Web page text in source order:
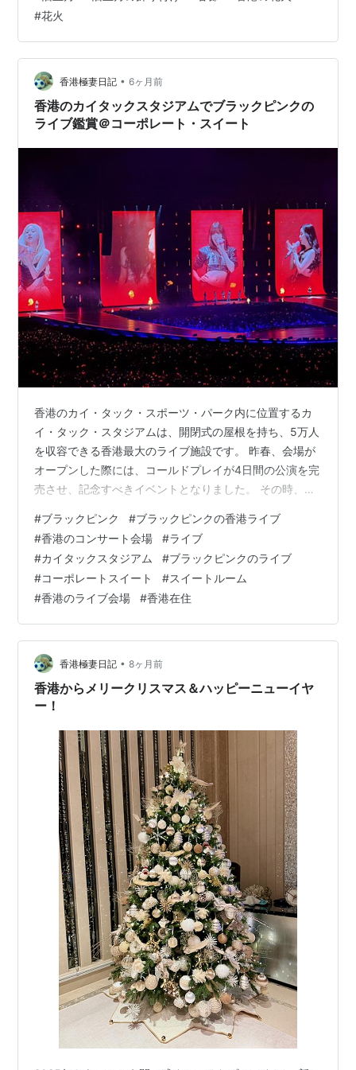
ー）です。 中環のランドマークも綺麗に飾り付けがされ
ていました。 美しい馬が楽しそうに駆けているホログラ
ムもとても素敵でしたよ。 18日の夜8時から、恒例の23
分間にわたる旧正月（春節）を祝う華やかな花火がヴィ
クトリア・ハーバーで楽しめます…
#花火
香港極妻日記 • 6ヶ月前
香港のカイタックスタジアムでブラックピンクの
ライブ鑑賞＠コーポレート・スイート
香港のカイ・タック・スポーツ・パーク内に位置するカ
イ・タック・スタジアムは、開閉式の屋根を持ち、5万人
を収容できる香港最大のライブ施設です。 昨春、会場が
オープンした際には、コールドプレイが4日間の公演を完
売させ、記念すべきイベントとなりました。 その時、招
初めてのスタジアム参戦となります。 今回も招待をいた
だいたので、事前に駐車場を確保し、自宅のある香港島
からトンネルを渡って、カイ・タックまで足を運びまし
た。 なんと、今回のライブでは車での入場がタクシーの
みに制限されており、事前に駐車場を予約していても後
からしか入れず、タクシーだけが施設内の…
#ブラックピンク #ブラックピンクの香港ライブ
#香港のコンサート会場 #ライブ
#カイタックスタジアム #ブラックピンクのライブ
#コーポレートスイート #スイートルーム
#香港のライブ会場 #香港在住
香港極妻日記 • 8ヶ月前
香港からメリークリスマス＆ハッピーニューイヤ
ー！